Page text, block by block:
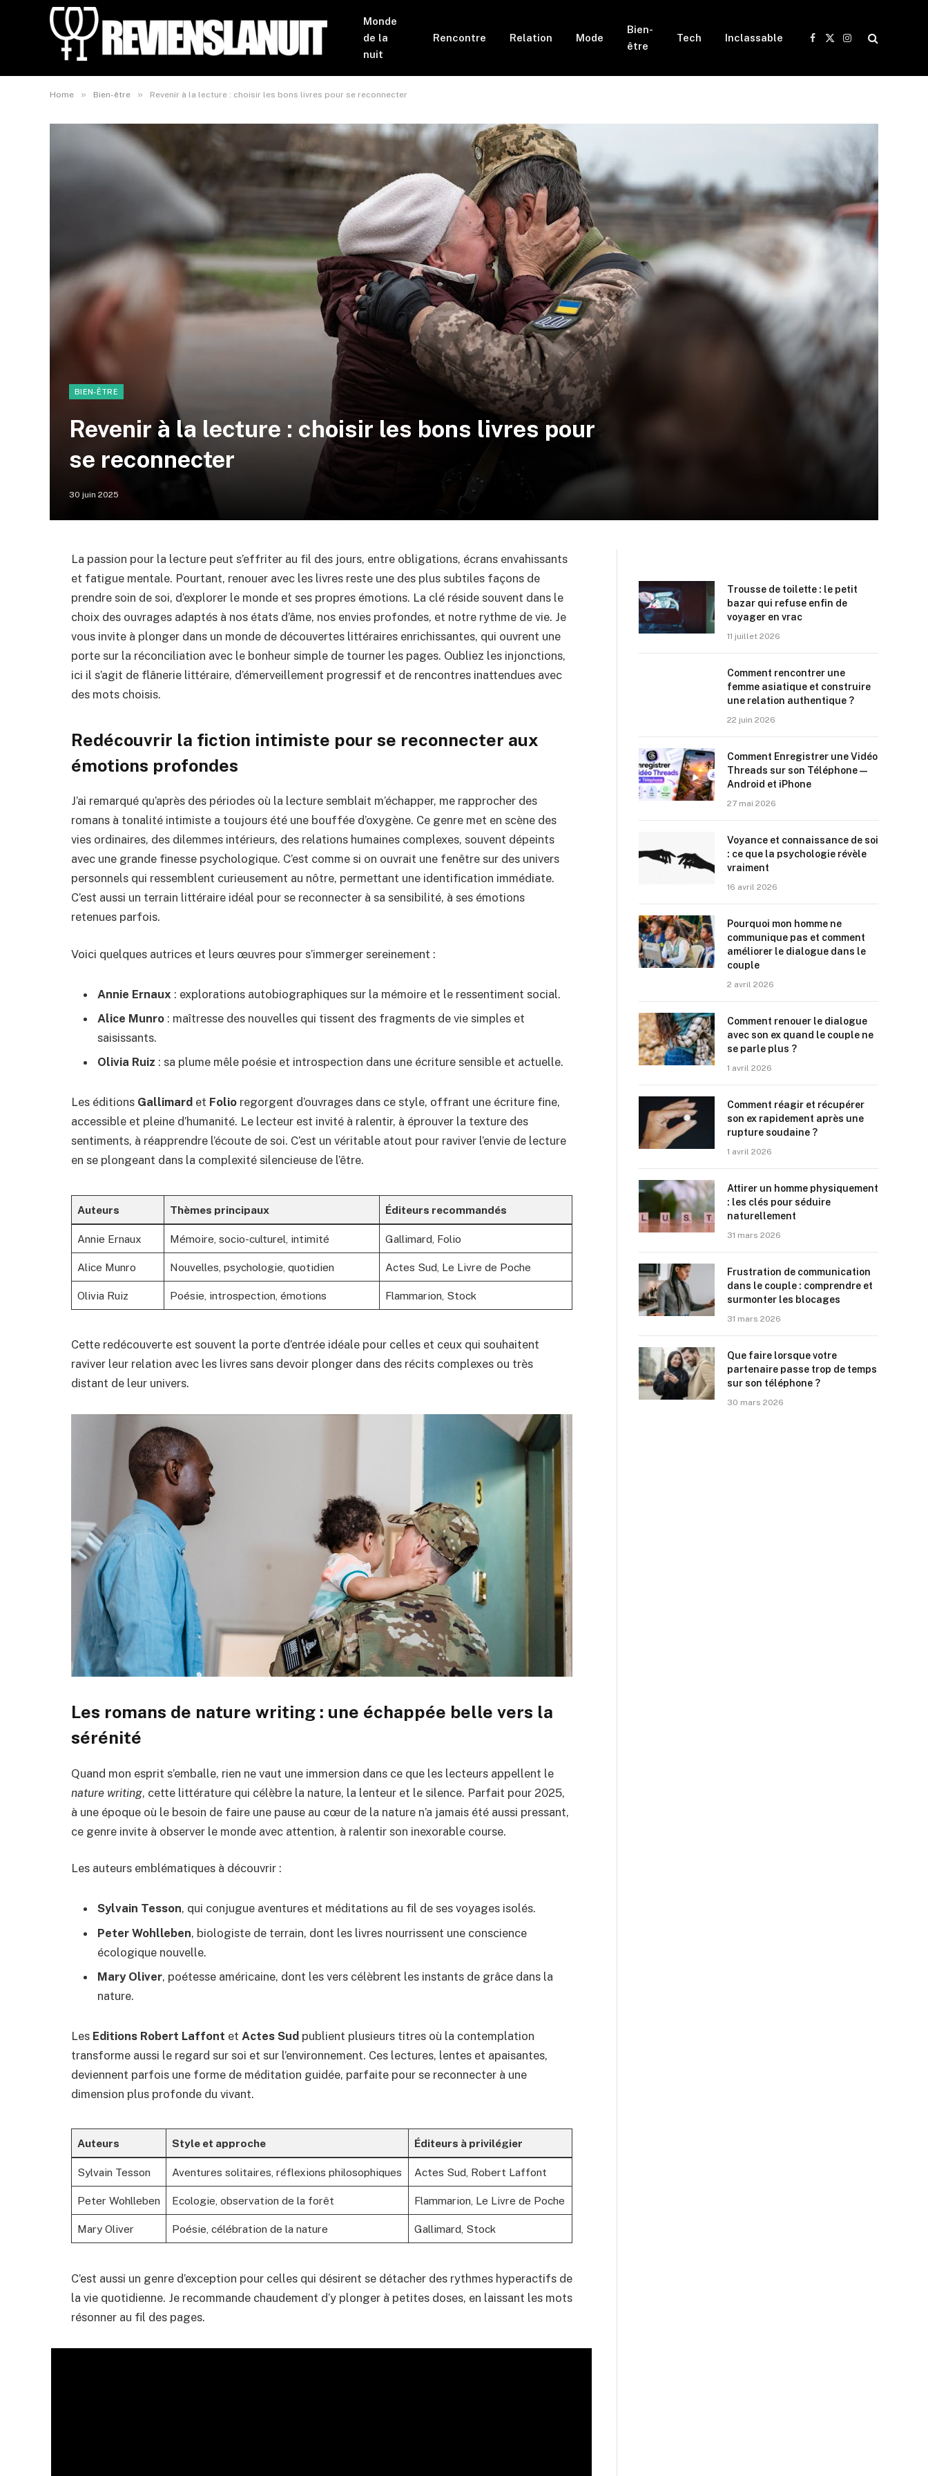
Monde
de la
nuit
Rencontre Relation Mode
Bien-
être
Tech Inclassable
Facebook
X
Instagram
Home » Bien-être » Revenir à la lecture : choisir les bons livres pour se reconnecter
BIEN-ÊTRE
Revenir à la lecture : choisir les bons livres pour
se reconnecter
30 juin 2025
La passion pour la lecture peut s’effriter au fil des jours, entre obligations, écrans envahissants
et fatigue mentale. Pourtant, renouer avec les livres reste une des plus subtiles façons de
prendre soin de soi, d’explorer le monde et ses propres émotions. La clé réside souvent dans le
choix des ouvrages adaptés à nos états d’âme, nos envies profondes, et notre rythme de vie. Je
vous invite à plonger dans un monde de découvertes littéraires enrichissantes, qui ouvrent une
porte sur la réconciliation avec le bonheur simple de tourner les pages. Oubliez les injonctions,
ici il s’agit de flânerie littéraire, d’émerveillement progressif et de rencontres inattendues avec
des mots choisis.
Redécouvrir la fiction intimiste pour se reconnecter aux
émotions profondes
J’ai remarqué qu’après des périodes où la lecture semblait m’échapper, me rapprocher des
romans à tonalité intimiste a toujours été une bouffée d’oxygène. Ce genre met en scène des
vies ordinaires, des dilemmes intérieurs, des relations humaines complexes, souvent dépeints
avec une grande finesse psychologique. C’est comme si on ouvrait une fenêtre sur des univers
personnels qui ressemblent curieusement au nôtre, permettant une identification immédiate.
C’est aussi un terrain littéraire idéal pour se reconnecter à sa sensibilité, à ses émotions
retenues parfois.
Voici quelques autrices et leurs œuvres pour s’immerger sereinement :
Annie Ernaux : explorations autobiographiques sur la mémoire et le ressentiment social.
Alice Munro : maîtresse des nouvelles qui tissent des fragments de vie simples et
saisissants.
Olivia Ruiz : sa plume mêle poésie et introspection dans une écriture sensible et actuelle.
Les éditions Gallimard et Folio regorgent d’ouvrages dans ce style, offrant une écriture fine,
accessible et pleine d’humanité. Le lecteur est invité à ralentir, à éprouver la texture des
sentiments, à réapprendre l’écoute de soi. C’est un véritable atout pour raviver l’envie de lecture
en se plongeant dans la complexité silencieuse de l’être.
Auteurs Thèmes principaux Éditeurs recommandés
Annie Ernaux Mémoire, socio-culturel, intimité Gallimard, Folio
Alice Munro Nouvelles, psychologie, quotidien Actes Sud, Le Livre de Poche
Olivia Ruiz Poésie, introspection, émotions Flammarion, Stock
Cette redécouverte est souvent la porte d’entrée idéale pour celles et ceux qui souhaitent
raviver leur relation avec les livres sans devoir plonger dans des récits complexes ou très
distant de leur univers.
Les romans de nature writing : une échappée belle vers la
sérénité
Quand mon esprit s’emballe, rien ne vaut une immersion dans ce que les lecteurs appellent le
nature writing, cette littérature qui célèbre la nature, la lenteur et le silence. Parfait pour 2025,
à une époque où le besoin de faire une pause au cœur de la nature n’a jamais été aussi pressant,
ce genre invite à observer le monde avec attention, à ralentir son inexorable course.
Les auteurs emblématiques à découvrir :
Sylvain Tesson, qui conjugue aventures et méditations au fil de ses voyages isolés.
Peter Wohlleben, biologiste de terrain, dont les livres nourrissent une conscience
écologique nouvelle.
Mary Oliver, poétesse américaine, dont les vers célèbrent les instants de grâce dans la
nature.
Les Editions Robert Laffont et Actes Sud publient plusieurs titres où la contemplation
transforme aussi le regard sur soi et sur l’environnement. Ces lectures, lentes et apaisantes,
deviennent parfois une forme de méditation guidée, parfaite pour se reconnecter à une
dimension plus profonde du vivant.
Auteurs Style et approche Éditeurs à privilégier
Sylvain Tesson Aventures solitaires, réflexions philosophiques Actes Sud, Robert Laffont
Peter Wohlleben Ecologie, observation de la forêt Flammarion, Le Livre de Poche
Mary Oliver Poésie, célébration de la nature Gallimard, Stock
C’est aussi un genre d’exception pour celles qui désirent se détacher des rythmes hyperactifs de
la vie quotidienne. Je recommande chaudement d’y plonger à petites doses, en laissant les mots
résonner au fil des pages.
Trousse de toilette : le petit
bazar qui refuse enfin de
voyager en vrac
11 juillet 2026
Comment rencontrer une
femme asiatique et construire
une relation authentique ?
22 juin 2026
Comment Enregistrer une Vidéo
Threads sur son Téléphone —
Android et iPhone
27 mai 2026
Voyance et connaissance de soi
: ce que la psychologie révèle
vraiment
16 avril 2026
Pourquoi mon homme ne
communique pas et comment
améliorer le dialogue dans le
couple
2 avril 2026
Comment renouer le dialogue
avec son ex quand le couple ne
se parle plus ?
1 avril 2026
Comment réagir et récupérer
son ex rapidement après une
rupture soudaine ?
1 avril 2026
Attirer un homme physiquement
: les clés pour séduire
naturellement
31 mars 2026
Frustration de communication
dans le couple : comprendre et
surmonter les blocages
31 mars 2026
Que faire lorsque votre
partenaire passe trop de temps
sur son téléphone ?
30 mars 2026